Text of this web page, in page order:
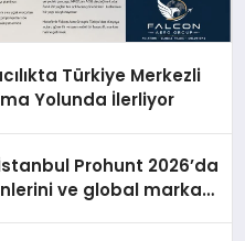
Türkiye Merkezli
Yolunda İlerliyor
Prohunt 2026’da
ve global marka